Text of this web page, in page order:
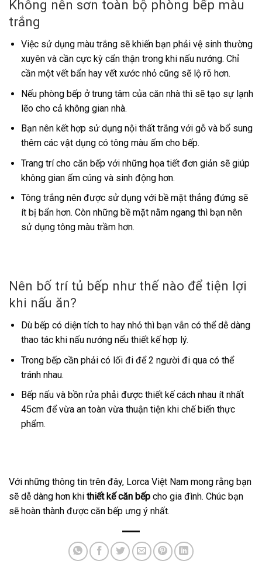
Không nên sơn toàn bộ phòng bếp màu
trắng
Việc sử dụng màu trắng sẽ khiến bạn phải vệ sinh thường
xuyên và cần cực kỳ cẩn thận trong khi nấu nướng. Chỉ
cần một vết bẩn hay vết xước nhỏ cũng sẽ lộ rõ hơn.
Nếu phòng bếp ở trung tâm của căn nhà thì sẽ tạo sự lạnh
lẽo cho cả không gian nhà.
Bạn nên kết hợp sử dụng nội thất trắng với gỗ và bổ sung
thêm các vật dụng có tông màu ấm cho bếp.
Trang trí cho căn bếp với những họa tiết đơn giản sẽ giúp
không gian ấm cúng và sinh động hơn.
Tông trắng nên được sử dụng với bề mặt thẳng đứng sẽ
ít bị bẩn hơn. Còn những bề mặt nằm ngang thì bạn nên
sử dụng tông màu trầm hơn.
Nên bố trí tủ bếp như thế nào để tiện lợi
khi nấu ăn?
Dù bếp có diện tích to hay nhỏ thì bạn vẫn có thể dễ dàng
thao tác khi nấu nướng nếu thiết kế hợp lý.
Trong bếp cần phải có lối đi để 2 người đi qua có thể
tránh nhau.
Bếp nấu và bồn rửa phải được thiết kế cách nhau ít nhất
45cm để vừa an toàn vừa thuận tiện khi chế biến thực
phẩm.
Với những thông tin trên đây, Lorca Việt Nam mong rằng bạn
sẽ dễ dàng hơn khi thiết kế căn bếp cho gia đình. Chúc bạn
sẽ hoàn thành được căn bếp ưng ý nhất.